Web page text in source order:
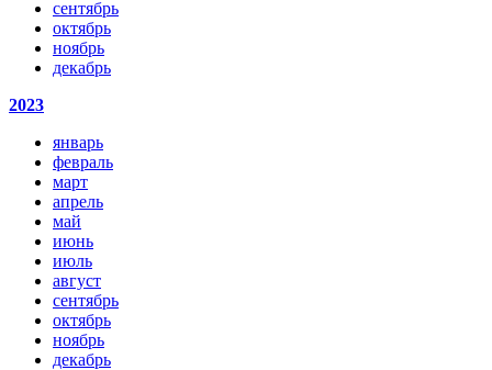
сентябрь
октябрь
ноябрь
декабрь
2023
январь
февраль
март
апрель
май
июнь
июль
август
сентябрь
октябрь
ноябрь
декабрь